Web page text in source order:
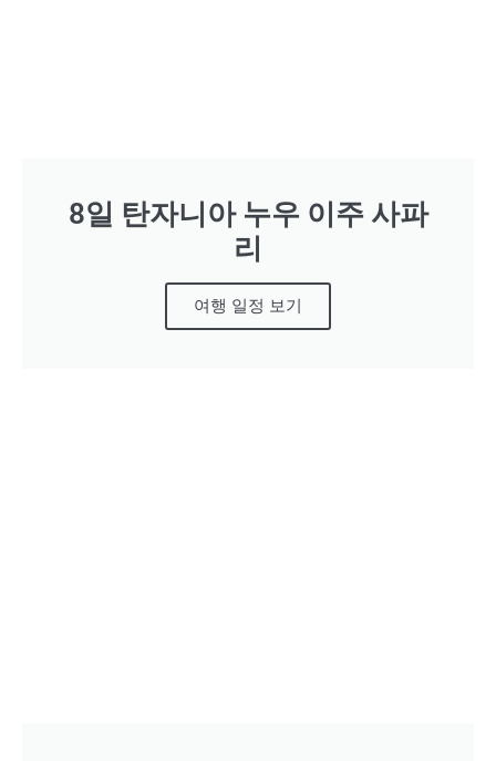
8일 탄자니아 누우 이주 사파
리
여행 일정 보기